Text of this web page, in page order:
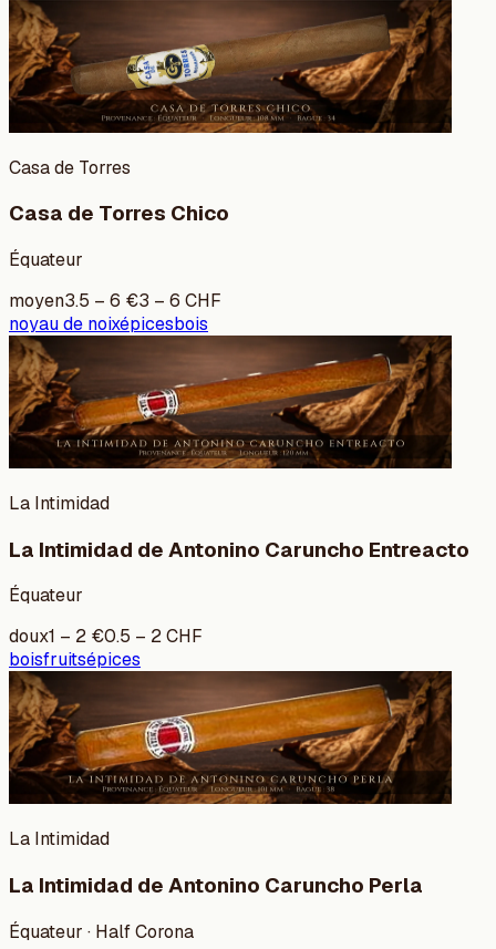
Casa de Torres
Casa de Torres Chico
Équateur
moyen3.5 – 6 €3 – 6 CHF
noyau de noixépicesbois
La Intimidad
La Intimidad de Antonino Caruncho Entreacto
Équateur
doux1 – 2 €0.5 – 2CHF
boisfruitsépices
La Intimidad
La Intimidad de Antonino Caruncho Perla
Équateur · Half Corona